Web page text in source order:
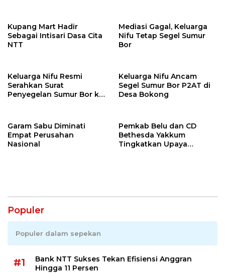
Kupang Mart Hadir
Sebagai Intisari Dasa Cita
NTT
Mediasi Gagal, Keluarga
Nifu Tetap Segel Sumur
Bor
Keluarga Nifu Resmi
Serahkan Surat
Penyegelan Sumur Bor ke
Keluarga Nifu Ancam
Segel Sumur Bor P2AT di
Desa Bokong
Garam Sabu Diminati
Empat Perusahan
Nasional
Pemkab Belu dan CD
Bethesda Yakkum
Tingkatkan Upaya
Populer
Populer dalam sepekan
#1
Bank NTT Sukses Tekan Efisiensi Anggran
Hingga 11 Persen